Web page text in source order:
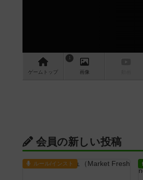
ゲーム トップ
1
画像
会員の新しい投稿
ルール/インスト